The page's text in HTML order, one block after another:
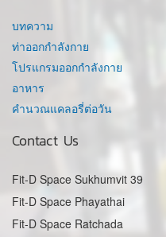
บทความ
ท่าออกกำลังกาย
โปรแกรมออกกำลังกาย
อาหาร
คำนวณแคลอรี่ต่อวัน
Contact Us
Fit-D Space Sukhumvit 39
Fit-D Space Phayathai
Fit-D Space Ratchada